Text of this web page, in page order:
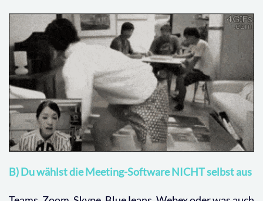
B) Du wählst die Meeting-Software NICHT selbst aus